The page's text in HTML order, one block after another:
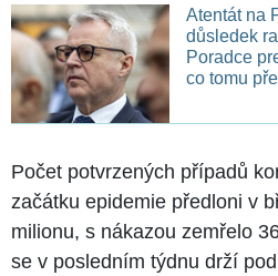
Atentát na
důsledek
Poradce
co tomu
Počet potvrzených případů
začátku epidemie předloni v
milionu, s nákazou zemřelo
se v posledním týdnu drží